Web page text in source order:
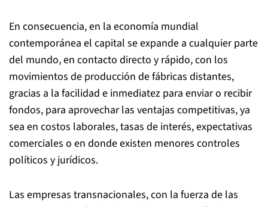
En consecuencia, en la economía mundial
contemporánea el capital se expande a cualquier parte
del mundo, en contacto directo y rápido, con los
movimientos de producción de fábricas distantes,
gracias a la facilidad e inmediatez para enviar o recibir
fondos, para aprovechar las ventajas competitivas, ya
sea en costos laborales, tasas de interés, expectativas
comerciales o en donde existen menores controles
políticos y jurídicos.
Las empresas transnacionales, con la fuerza de las